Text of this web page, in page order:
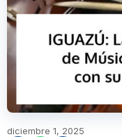
diciembre 1, 2025